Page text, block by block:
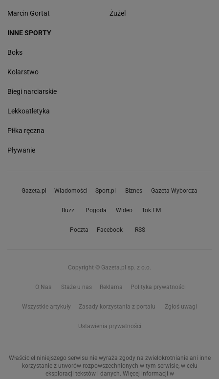
Marcin Gortat Żużel
INNE SPORTY
Boks
Kolarstwo
Biegi narciarskie
Lekkoatletyka
Piłka ręczna
Pływanie
Gazeta.pl Wiadomości Sport.pl Biznes Gazeta Wyborcza
Buzz Pogoda Wideo Tok.FM
Poczta Facebook RSS
Copyright © Gazeta.pl sp. z o.o.
O Nas Staże u nas Reklama Polityka prywatności
Wszystkie artykuły Zasady korzystania z portalu Zgłoś uwagi
Ustawienia prywatności
Właściciel niniejszego serwisu nie wyraża zgody na zwielokrotnianie ani inne
korzystanie z utworów rozpowszechnionych w tym serwisie, w celu
eksploracji tekstów i danych. Więcej informacji w